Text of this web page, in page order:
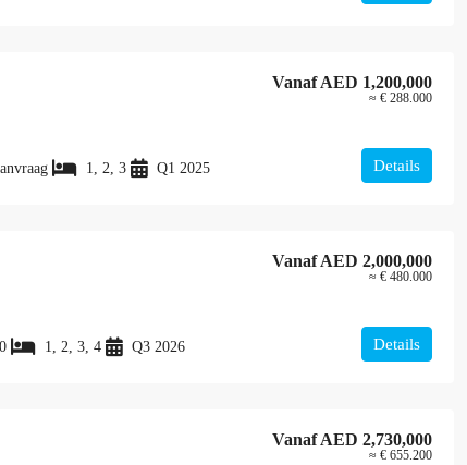
VanafAED 1,200,000
≈ € 288.000
1, 2, 3 Q1 2025 Details
VanafAED 2,000,000
≈ € 480.000
1, 2, 3, 4 Q3 2026 Details
VanafAED 2,730,000
≈ € 655.200